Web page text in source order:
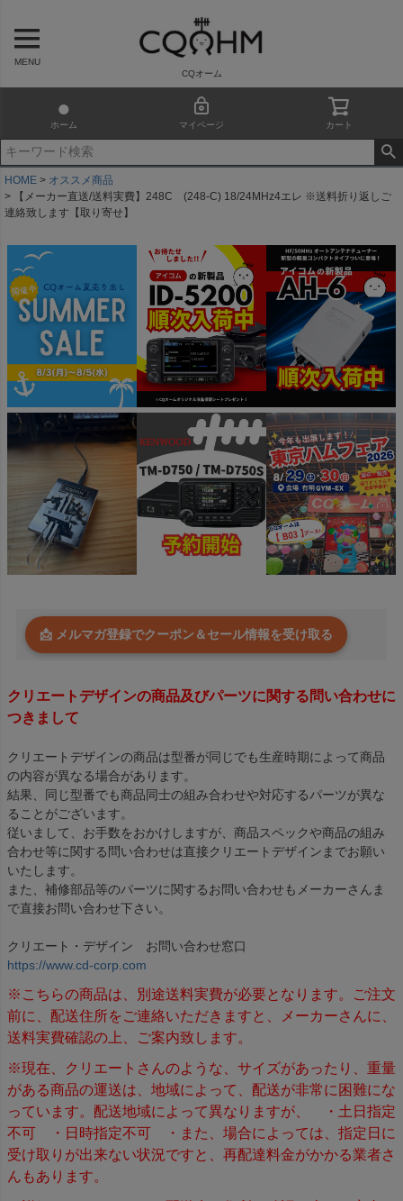
MENU
CQオーム
ホーム マイページ カート
HOME
オススメ商品
【メーカー直送/送料実費】248C (248-C) 18/24MHz4エレ ※送料折り返しご
連絡致します【取り寄せ】
📩 メルマガ登録でクーポン＆セール情報を受け取る
クリエートデザインの商品及びパーツに関する問い合わせに
つきまして
クリエートデザインの商品は型番が同じでも生産時期によって商品
の内容が異なる場合があります。
結果、同じ型番でも商品同士の組み合わせや対応するパーツが異な
ることがございます。
従いまして、お手数をおかけしますが、商品スペックや商品の組み
合わせ等に関する問い合わせは直接クリエートデザインまでお願い
いたします。
また、補修部品等のパーツに関するお問い合わせもメーカーさんま
で直接お問い合わせ下さい。
クリエート・デザイン お問い合わせ窓口
https://www.cd-corp.com
※こちらの商品は、別途送料実費が必要となります。ご注文
前に、配送住所をご連絡いただきますと、メーカーさんに、
送料実費確認の上、ご案内致します。
※現在、クリエートさんのような、サイズがあったり、重量
がある商品の運送は、地域によって、配送が非常に困難にな
っています。配送地域によって異なりますが、 ・土日指定
不可 ・日時指定不可 ・また、場合によっては、指定日に
受け取りが出来ない状況ですと、再配達料金がかかる業者さ
んもあります。